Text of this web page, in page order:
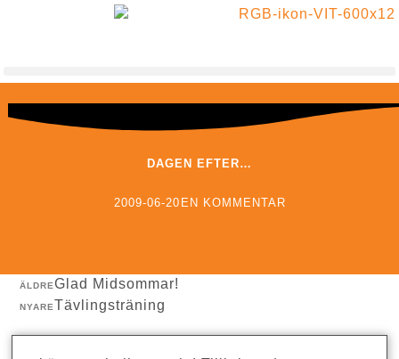
DAGEN EFTER…
2009-06-20 EN KOMMENTAR
ÄLDREGlad Midsommar!
NYARETävlingsträning